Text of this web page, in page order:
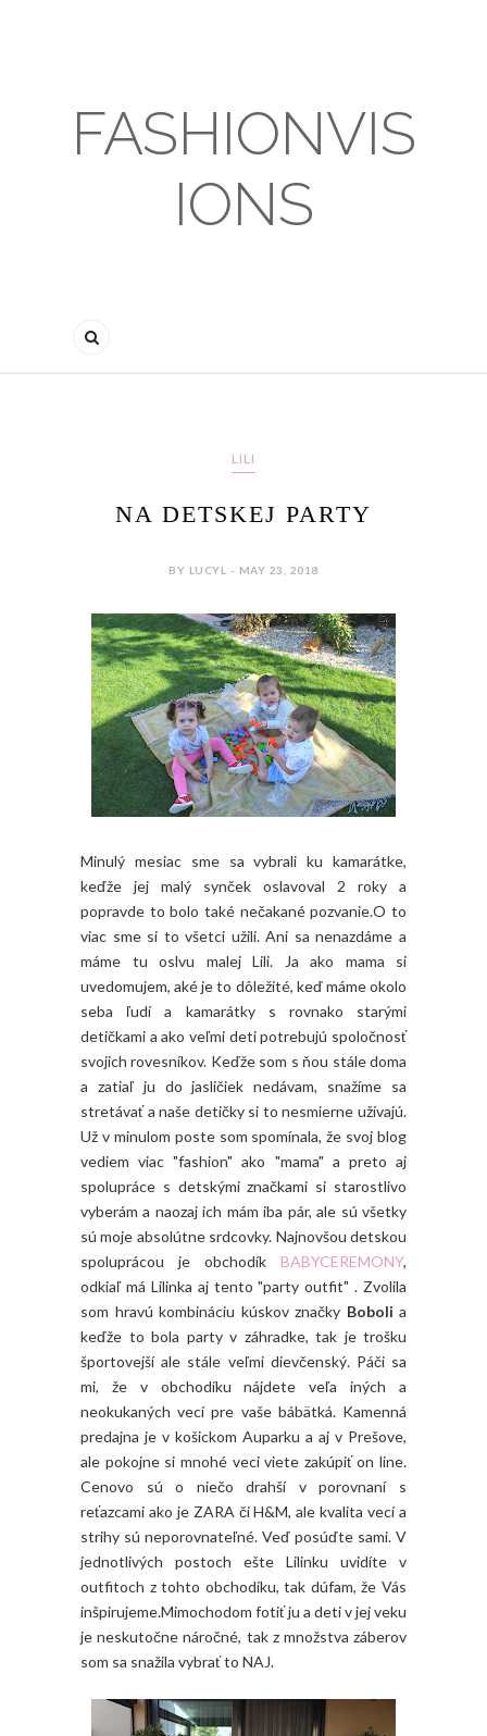
FASHIONVIS
IONS
LILI
NA DETSKEJ PARTY
BY LUCYL - MAY 23, 2018
Minulý mesiac sme sa vybrali ku kamarátke,
keďže jej malý synček oslavoval 2 roky a
popravde to bolo také nečakané pozvanie.O to
viac sme si to všetci užili. Ani sa nenazdáme a
máme tu oslvu malej Lili. Ja ako mama si
uvedomujem, aké je to dôležité, keď máme okolo
seba ľudí a kamarátky s rovnako starými
detičkami a ako veľmi deti potrebujú spoločnosť
svojich rovesníkov. Keďže som s ňou stále doma
a zatiaľ ju do jasličiek nedávam, snažíme sa
stretávať a naše detičky si to nesmierne užívajú.
Už v minulom poste som spomínala, že svoj blog
vediem viac "fashion" ako "mama" a preto aj
spolupráce s detskými značkami si starostlivo
vyberám a naozaj ich mám iba pár, ale sú všetky
sú moje absolútne srdcovky. Najnovšou detskou
spoluprácou je obchodík BABYCEREMONY,
odkiaľ má Lilinka aj tento "party outfit" . Zvolila
som hravú kombináciu kúskov značky Boboli a
keďže to bola party v záhradke, tak je trošku
športovejší ale stále veľmi dievčenský. Páči sa
mi, že v obchodíku nájdete veľa iných a
neokukaných vecí pre vaše bábätká. Kamenná
predajna je v košickom Auparku a aj v Prešove,
ale pokojne si mnohé veci viete zakúpiť on line.
Cenovo sú o niečo drahší v porovnaní s
reťazcami ako je ZARA či H&M, ale kvalita vecí a
strihy sú neporovnateľné. Veď posúďte sami. V
jednotlivých postoch ešte Lilinku uvidíte v
outfitoch z tohto obchodíku, tak dúfam, že Vás
inšpirujeme.Mimochodom fotiť ju a deti v jej veku
je neskutočne náročné, tak z množstva záberov
som sa snažila vybrať to NAJ.